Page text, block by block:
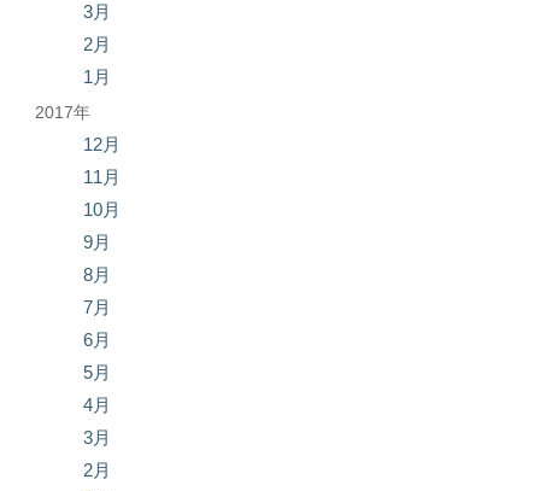
3月
2月
1月
2017年
12月
11月
10月
9月
8月
7月
6月
5月
4月
3月
2月